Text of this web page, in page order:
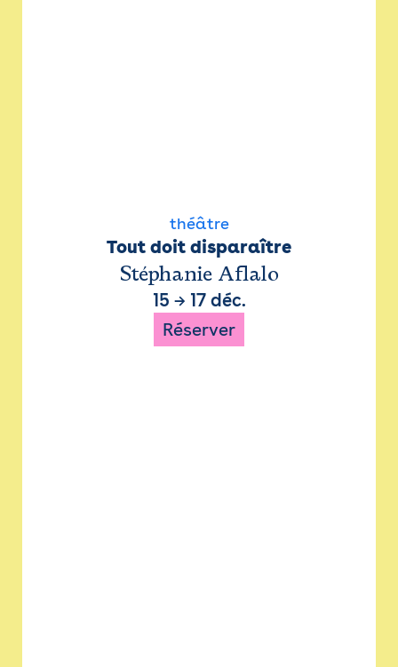
théâtre
Tout doit disparaître
Stéphanie Aflalo
15 → 17 déc.
Réserver